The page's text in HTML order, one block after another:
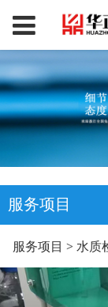
服务项目
污水
服务项目 > 水质